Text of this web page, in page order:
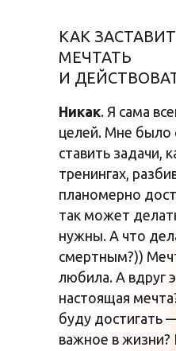
КАК
МЕЧТАТЬ
И
Никак. Я сама
целей. Мне было
ставить задачи,
тренингах,
планомерно
так может
нужны. А что
смертным?))
любила. А вдруг
настоящая
буду достигать
важное в жизни?